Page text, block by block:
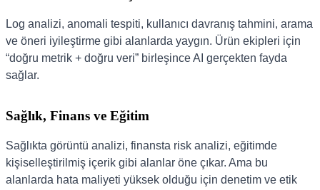
Log analizi, anomali tespiti, kullanıcı davranış tahmini, arama
ve öneri iyileştirme gibi alanlarda yaygın. Ürün ekipleri için
“doğru metrik + doğru veri” birleşince AI gerçekten fayda
sağlar.
Sağlık, Finans ve Eğitim
Sağlıkta görüntü analizi, finansta risk analizi, eğitimde
kişiselleştirilmiş içerik gibi alanlar öne çıkar. Ama bu
alanlarda hata maliyeti yüksek olduğu için denetim ve etik